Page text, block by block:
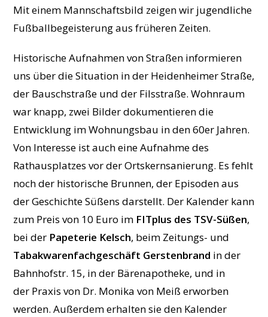
Mit einem Mannschaftsbild zeigen wir jugendliche
Fußballbegeisterung aus früheren Zeiten.
Historische Aufnahmen von Straßen informieren
uns über die Situation in der Heidenheimer Straße,
der Bauschstraße und der Filsstraße. Wohnraum
war knapp, zwei Bilder dokumentieren die
Entwicklung im Wohnungsbau in den 60er Jahren.
Von Interesse ist auch eine Aufnahme des
Rathausplatzes vor der Ortskernsanierung. Es fehlt
noch der historische Brunnen, der Episoden aus
der Geschichte Süßens darstellt. Der Kalender kann
zum Preis von 10 Euro im FITplus des TSV-Süßen,
bei der Papeterie Kelsch, beim Zeitungs- und
Tabakwarenfachgeschäft Gerstenbrand in der
Bahnhofstr. 15, in der Bärenapotheke, und in
der Praxis von Dr. Monika von Meiß erworben
werden. Außerdem erhalten sie den Kalender